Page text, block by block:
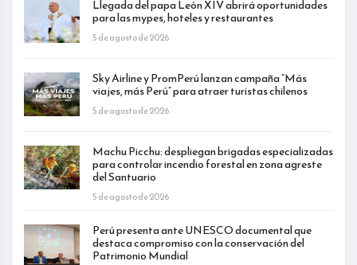
Llegada del papa León XIV abrirá oportunidades
para las mypes, hoteles y restaurantes
5 de agosto de 2026
Sky Airline y PromPerú lanzan campaña “Más
viajes, más Perú” para atraer turistas chilenos
5 de agosto de 2026
Machu Picchu: despliegan brigadas especializadas
para controlar incendio forestal en zona agreste
del Santuario
5 de agosto de 2026
Perú presenta ante UNESCO documental que
destaca compromiso con la conservación del
Patrimonio Mundial